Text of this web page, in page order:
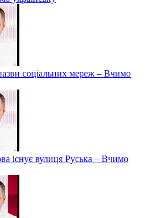
соціальних мереж – Вчимо
існує вулиця Руська – Вчимо